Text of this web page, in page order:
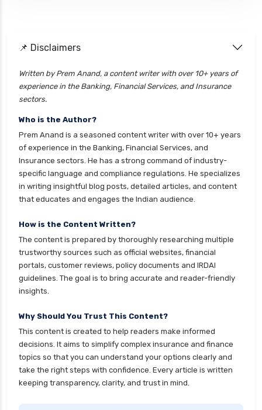
📌 Disclaimers
Written by Prem Anand, a content writer with over 10+ years of
experience in the Banking, Financial Services, and Insurance
sectors.
Who is the Author?
Prem Anand is a seasoned content writer with over 10+ years
of experience in the Banking, Financial Services, and
Insurance sectors. He has a strong command of industry-
specific language and compliance regulations. He specializes
in writing insightful blog posts, detailed articles, and content
that educates and engages the Indian audience.
How is the Content Written?
The content is prepared by thoroughly researching multiple
trustworthy sources such as official websites, financial
portals, customer reviews, policy documents and IRDAI
guidelines. The goal is to bring accurate and reader-friendly
insights.
Why Should You Trust This Content?
This content is created to help readers make informed
decisions. It aims to simplify complex insurance and finance
topics so that you can understand your options clearly and
take the right steps with confidence. Every article is written
keeping transparency, clarity, and trust in mind.